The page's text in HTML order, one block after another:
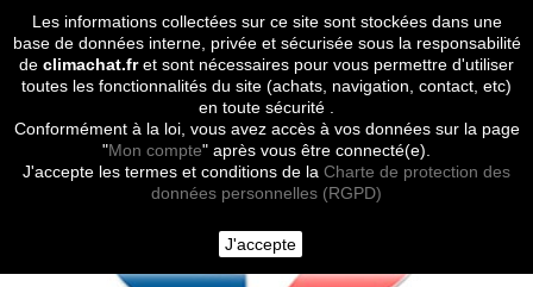
Les informations collectées sur ce site sont stockées dans une
base de données interne, privée et sécurisée sous la responsabilité
de climachat.fret sont nécessaires pour vous permettre d'utiliser
toutes les fonctionnalités du site (achats, navigation, contact, etc)
en toute sécurité .
Conformément à la loi, vous avez accès à vos données sur la page
"Mon compte" après vous être connecté(e).
J'accepte les termes et conditions de la Charte de protection des
données personnelles (RGPD)
J'accepte
Contactez-nous